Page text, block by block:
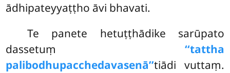
ādhipateyyaṭṭho āvi bhavati.
Te panete hetuṭṭhādike sarūpato
dassetuṃ ‘‘tattha
palibodhupacchedavasenā’’tiādi vuttaṃ.